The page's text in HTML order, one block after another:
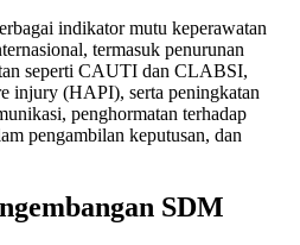
indikator mutu keperawatan
termasuk penurunan
seperti CAUTI dan CLABSI,
injury (HAPI), serta peningkatan
penghormatan terhadap
pengambilan keputusan, dan
SDM